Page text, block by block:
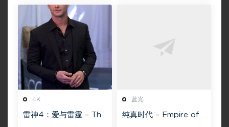
t on the Western Fro
nt 5.6GB
4K
雷神4：爱与雷霆 – Tho
蓝光
纯真时代 – Empire of